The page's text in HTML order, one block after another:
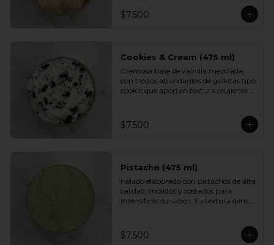
abundantes trocitos de manjar que
aportan textura y un dulzor profundo
los chilenos.
$7.500
Cookies & Cream (475 ml)
Cremosa base de vainilla mezclada
con trozos abundantes de galletas tipo
cookie que aportan textura crujiente y
perfecto para los fanáticos de las
combinaciones cremosas y crocantes.
$7.500
Pistacho (475 ml)
Helado elaborado con pistachos de alta
calidad, molidos y tostados para
intensificar su sabor. Su textura densa
elegante, ideal para quienes prefieren
sabores más nobles y sofisticados.
$7.500